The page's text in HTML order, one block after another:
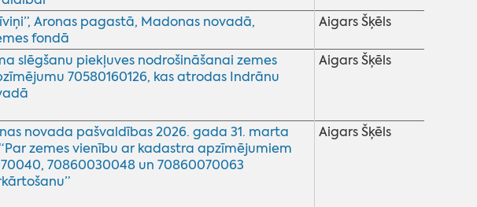
Aronas pagastā, Madonas novadā,
fondā
Aigars Šķēls
slēgšanu piekļuves nodrošināšanai zemes
70580160126, kas atrodas Indrānu
Aigars Šķēls
novada pašvaldības 2026. gada 31. marta
zemes vienību ar kadastra apzīmējumiem
70860030048 un 70860070063
Aigars Šķēls